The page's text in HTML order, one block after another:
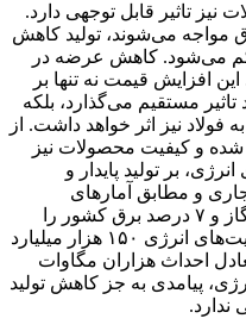
تاثیر قابل توجهی دارد.
مواجه می‌‌شوند، تولید کاهش
کم می‌شود. کاهش عرضه در
افزایش قیمت نه تنها بر
مستقیم می‌گذارد، بلکه
فولاد نیز اثر خواهد داشت. از
و کیفیت محصولات نیز
بر تولید پایدار و
و مطابق آمار‌های
رسمی، صنعت فولاد تنها ۵ درصد از گاز و ۷ درصد برق کشور را
مصرف کرده و زیان ناشی از محدودیت‌های انرژی ۱۵۰ هزار میلیارد
احداث هزاران مگاوات
پیامدی به جز کاهش تولید
ندارد.